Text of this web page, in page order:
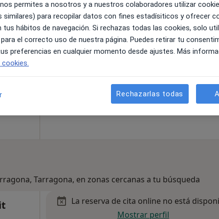
90 €
Tarragona, en zonas cercanas a tu búsqueda
La reserva de cita online no está
Mostrar perfil
permites a nosotros y a nuestros colaboradores utilizar
similares) para recopilar datos con fines estadísiticos y ofrecer
tus hábitos de navegación. Si rechazas todas las cookies, solo
el correcto uso de nuestra página. Puedes retirar tu
preferencias en cualquier momento desde ajustes. Más
Rechazarlas todas